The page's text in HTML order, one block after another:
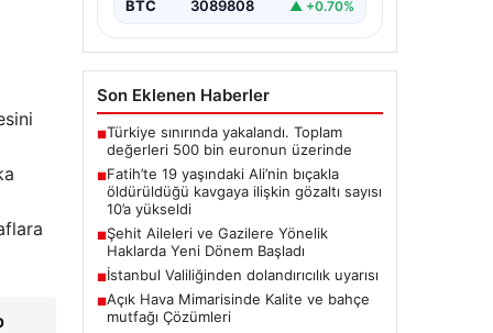
BTC 3089808 ▲ +0.70%
Son Eklenen Haberler
■Türkiye sınırında yakalandı. Toplam
değerleri 500 bin euronun üzerinde
■Fatih’te 19 yaşındaki Ali’nin bıçakla
öldürüldüğü kavgaya ilişkin gözaltı sayısı
10’a yükseldi
■Şehit Aileleri ve Gazilere Yönelik
Haklarda Yeni Dönem Başladı
■İstanbul Valiliğinden dolandırıcılık uyarısı
■Açık Hava Mimarisinde Kalite ve bahçe
mutfağı Çözümleri